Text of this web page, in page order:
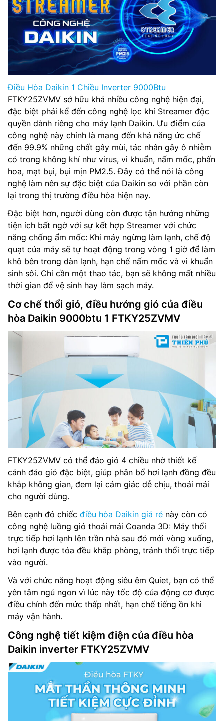
Điều Hòa Daikin 1 Chiều Inverter 9000Btu
FTKY25ZVMV sở hữu khá nhiều công nghệ hiện đại,
đặc biệt phải kể đến công nghệ lọc khí Streamer độc
quyền dành riêng cho máy lạnh Daikin. Ưu điểm của
công nghệ này chính là mang đến khả năng ức chế
đến 99.9% những chất gây mùi, tác nhân gây ô nhiễm
có trong không khí như virus, vi khuẩn, nấm mốc, phấn
hoa, mạt bụi, bụi mịn PM2.5. Đây có thể nói là công
nghệ làm nên sự đặc biệt của Daikin so với phần còn
lại trong thị trường điều hòa hiện nay.
Đặc biệt hơn, người dùng còn được tận hưởng những
tiện ích bất ngờ với sự kết hợp Streamer với chức
năng chống ẩm mốc: Khi máy ngừng làm lạnh, chế độ
quạt của máy sẽ tự hoạt động trong vòng 1 giờ để làm
khô bên trong dàn lạnh, hạn chế nấm mốc và vi khuẩn
sinh sôi. Chỉ cần một thao tác, bạn sẽ không mất nhiều
thời gian để vệ sinh hay làm sạch máy.
Cơ chế thổi gió, điều hướng gió của điều
hòa Daikin 9000btu 1 FTKY25ZVMV
FTKY25ZVMV có thể đảo gió 4 chiều nhờ thiết kế
cánh đảo gió đặc biệt, giúp phân bổ hơi lạnh đồng đều
khắp không gian, đem lại cảm giác dễ chịu, thoải mái
cho người dùng.
Bên cạnh đó chiếc điều hòa Daikin giá rẻ này còn có
công nghệ luồng gió thoải mái Coanda 3D: Máy thổi
trực tiếp hơi lạnh lên trần nhà sau đó mới vòng xuống,
hơi lạnh được tỏa đều khắp phòng, tránh thổi trực tiếp
vào người.
Và với chức năng hoạt động siêu êm Quiet, bạn có thể
yên tâm ngủ ngon vì lúc này tốc độ của động cơ được
điều chỉnh đến mức thấp nhất, hạn chế tiếng ồn khi
máy vận hành.
Công nghệ tiết kiệm điện của điều hòa
Daikin inverter FTKY25ZVMV